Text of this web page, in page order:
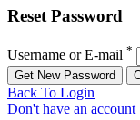
Reset Password
Username or E-mail *
Back To Login
Don't have an account